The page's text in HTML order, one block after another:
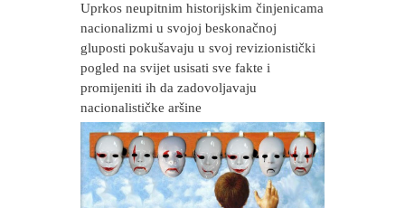
Uprkos neupitnim historijskim činjenicama
nacionalizmi u svojoj beskonačnoj
gluposti pokušavaju u svoj revizionistički
pogled na svijet usisati sve fakte i
promijeniti ih da zadovoljavaju
nacionalističke aršine